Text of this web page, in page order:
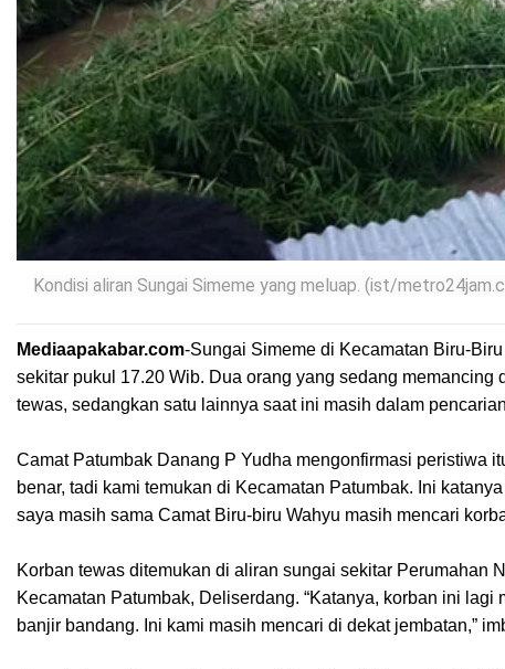
Kondisi aliran Sungai Simeme yang meluap. (ist/
Mediaapakabar.com-Sungai Simeme di Kecamatan Biru-
sekitar pukul 17.20 Wib. Dua orang yang sedang
tewas, sedangkan satu lainnya saat ini masih dalam
Camat Patumbak Danang P Yudha mengonfirmasi peristiwa
benar, tadi kami temukan di Kecamatan Patumbak. Ini
saya masih sama Camat Biru-biru Wahyu masih mencari
Korban tewas ditemukan di aliran sungai sekitar Perumahan
Kecamatan Patumbak, Deliserdang. “Katanya, korban ini
banjir bandang. Ini kami masih mencari di dekat jembatan,”